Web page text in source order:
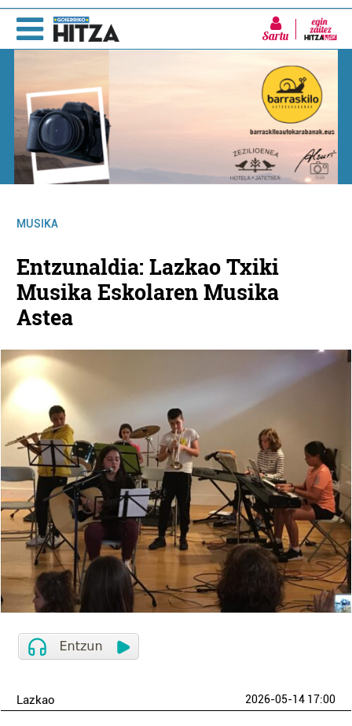
Sartu
MUSIKA
Entzunaldia: Lazkao Txiki
Musika Eskolaren Musika
Astea
Lazkao 2026-05-14 17:00